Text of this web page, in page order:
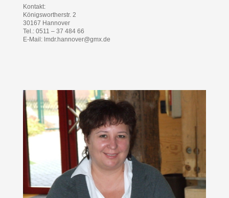
Kontakt:
Königswortherstr. 2
30167 Hannover
Tel.: 0511 – 37 484 66
E-Mail: lmdr.hannover@gmx.de